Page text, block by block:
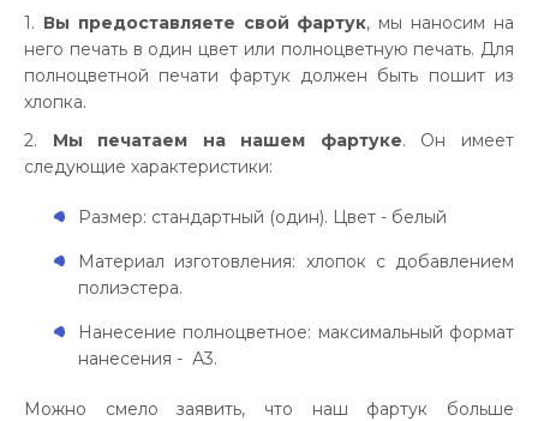
1. Вы предоставляете свой фартук, мы наносим на
него печать в один цвет или полноцветную печать. Для
полноцветной печати фартук должен быть пошит из
хлопка.
2. Мы печатаем на нашем фартуке. Он имеет
следующие характеристики:
Размер: стандартный (один). Цвет - белый
Материал изготовления: хлопок с добавлением
полиэстера.
Нанесение полноцветное: максимальный формат
нанесения - А3.
Можно смело заявить, что наш фартук больше